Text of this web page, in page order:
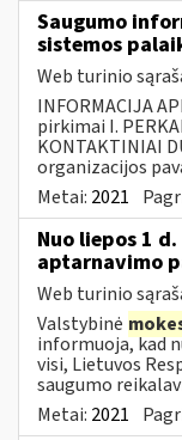
Saugumo
sistemos
Web turinio
INFORMACIJA
pirkimai I.
KONTAKTINIAI
organizacijos
Metai: 2021
Nuo liepos 1
aptarnavimo
Web turinio
Valstybinė
informuoja, kad
visi, Lietuvos
saugumo
Metai: 2021